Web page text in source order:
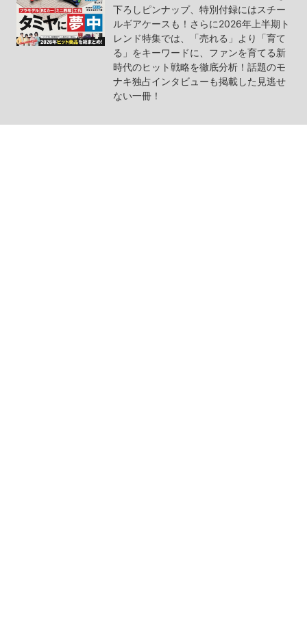
下ろしピンナップ、特別付録にはスチー
ルギアケースも！さらに2026年上半期ト
レンド特集では、「売れる」より「育て
る」をキーワードに、ファンを育てる新
時代のヒット戦略を徹底分析！話題のモ
ナキ独占インタビューも掲載した見逃せ
ない一冊！